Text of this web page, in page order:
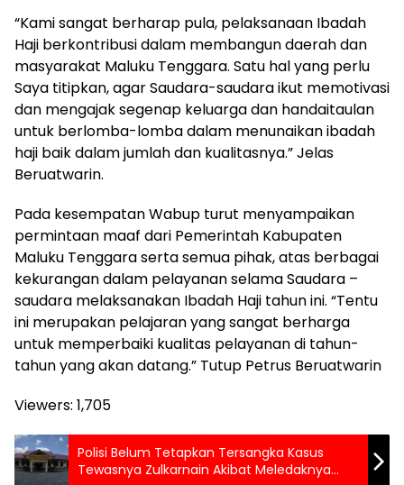
“Kami sangat berharap pula, pelaksanaan Ibadah
Haji berkontribusi dalam membangun daerah dan
masyarakat Maluku Tenggara. Satu hal yang perlu
Saya titipkan, agar Saudara-saudara ikut memotivasi
dan mengajak segenap keluarga dan handaitaulan
untuk berlomba-lomba dalam menunaikan ibadah
haji baik dalam jumlah dan kualitasnya.” Jelas
Beruatwarin.
Pada kesempatan Wabup turut menyampaikan
permintaan maaf dari Pemerintah Kabupaten
Maluku Tenggara serta semua pihak, atas berbagai
kekurangan dalam pelayanan selama Saudara –
saudara melaksanakan Ibadah Haji tahun ini. “Tentu
ini merupakan pelajaran yang sangat berharga
untuk memperbaiki kualitas pelayanan di tahun-
tahun yang akan datang.” Tutup Petrus Beruatwarin
Viewers: 1,705
Polisi Belum Tetapkan Tersangka Kasus
Tewasnya Zulkarnain Akibat Meledaknya